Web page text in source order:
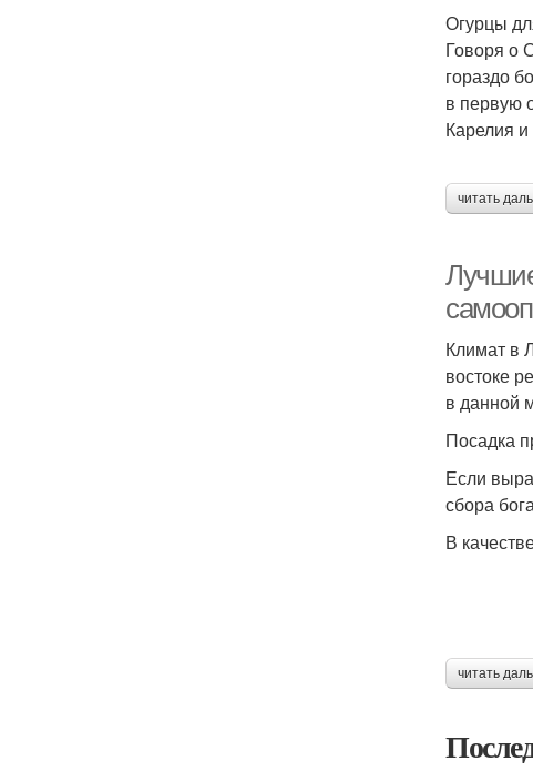
Огурцы
Говоря о
гораздо
в первую
Карелия
читать
Климат в
востоке
в данной
Посадка
Если
сбора
В
читать